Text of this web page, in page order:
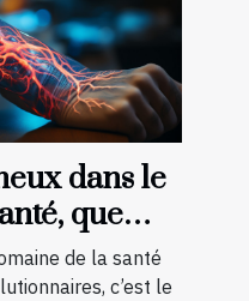
dans le
que
de la santé
c’est le